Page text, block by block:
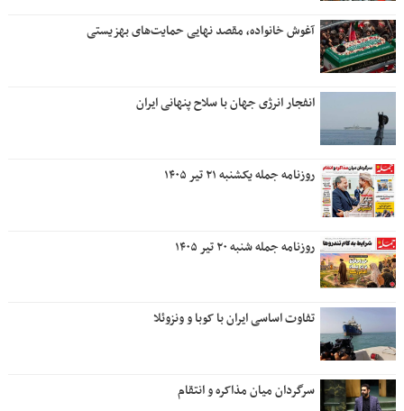
آغوش خانواده، مقصد نهایی حمایت‌های بهزیستی
انفجار انرژی جهان با سلاح پنهانی ایران
روزنامه جمله یکشنبه ۲۱ تیر ۱۴۰۵
روزنامه جمله شنبه ۲۰ تیر ۱۴۰۵
تفاوت اساسی ایران با کوبا و ونزوئلا
سرگردان میان مذاکره و انتقام